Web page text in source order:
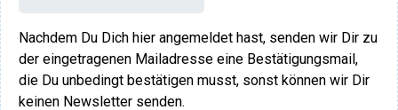
Nachdem Du Dich hier angemeldet hast, senden wir Dir zu
der eingetragenen Mailadresse eine Bestätigungsmail,
die Du unbedingt bestätigen musst, sonst können wir Dir
keinen Newsletter senden.